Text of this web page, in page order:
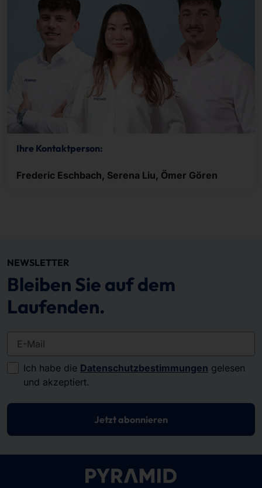
Ihre Kontaktperson:
Frederic Eschbach, Serena Liu, Ömer Gören
NEWSLETTER
Bleiben Sie auf dem
Laufenden.
Ich habe die Datenschutzbestimmungen gelesen
und akzeptiert.
Jetzt abonnieren